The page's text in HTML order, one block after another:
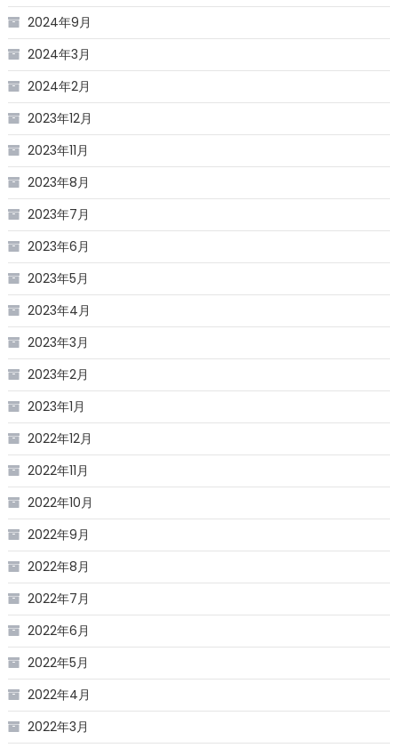
2024年9月
2024年3月
2024年2月
2023年12月
2023年11月
2023年8月
2023年7月
2023年6月
2023年5月
2023年4月
2023年3月
2023年2月
2023年1月
2022年12月
2022年11月
2022年10月
2022年9月
2022年8月
2022年7月
2022年6月
2022年5月
2022年4月
2022年3月